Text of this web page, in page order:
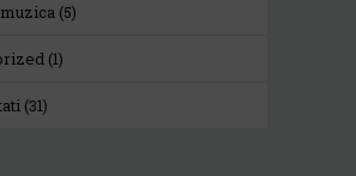
(5)
(1)
(31)